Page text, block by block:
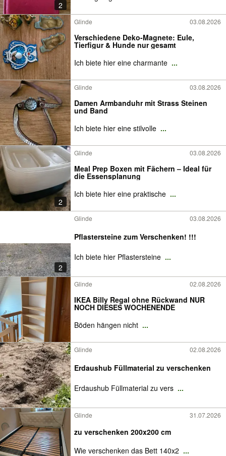
2
Glinde 03.08.2026
Verschiedene Deko-Magnete: Eule,
Tierfigur & Hunde nur gesamt
Ich biete hier eine charmante ...
Glinde 03.08.2026
Damen Armbanduhr mit Strass Steinen
und Band
Ich biete hier eine stilvolle ...
2
Glinde 03.08.2026
Meal Prep Boxen mit Fächern – Ideal für
die Essensplanung
Ich biete hier eine praktische ...
2
Glinde 03.08.2026
Pflastersteine zum Verschenken! !!!
Ich biete hier Pflastersteine ...
Glinde 02.08.2026
IKEA Billy Regal ohne Rückwand NUR
NOCH DIESES WOCHENENDE
Böden hängen nicht ...
Glinde 02.08.2026
Erdaushub Füllmaterial zu verschenken
Erdaushub Füllmaterial zu vers ...
Glinde 31.07.2026
zu verschenken 200x200 cm
Wie verschenken das Bett 140x2 ...